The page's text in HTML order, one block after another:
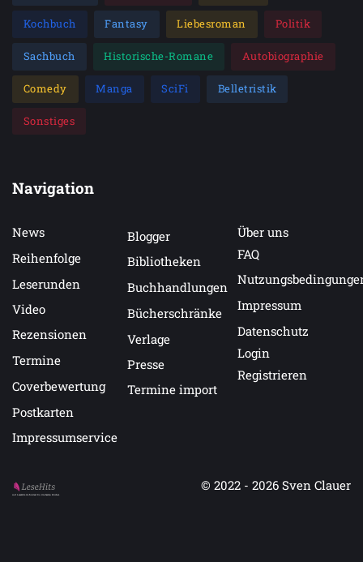
Kochbuch Fantasy Liebesroman Politik
Sachbuch Historische-Romane Autobiographie
Comedy Manga SciFi Belletristik
Sonstiges
Navigation
News
Reihenfolge
Leserunden
Video
Rezensionen
Termine
Coverbewertung
Postkarten
Impressumservice
Blogger
Bibliotheken
Buchhandlungen
Bücherschränke
Verlage
Presse
Termine import
Über uns
FAQ
Impressum
Datenschutz
Login
Registrieren
Auf LeseHits.de findest Du die besten Bücher.
© 2022 - 2026 Sven Clauer